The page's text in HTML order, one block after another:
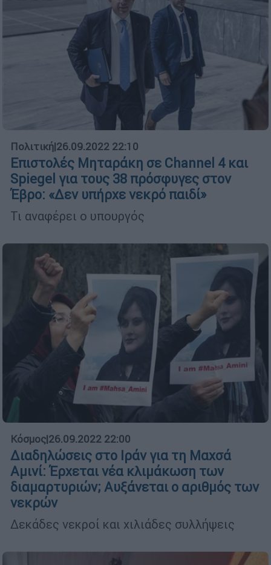
Πολιτική|26.09.2022 22:10
Επιστολές Μηταράκη σε Channel 4 και
Spiegel για τους 38 πρόσφυγες στον
Έβρο: «Δεν υπήρχε νεκρό παιδί»
Τι αναφέρει ο υπουργός
Κόσμος|26.09.2022 22:00
Διαδηλώσεις στο Ιράν για τη Μαχσά
Αμινί: Έρχεται νέα κλιμάκωση των
διαμαρτυριών; Αυξάνεται ο αριθμός των
νεκρών
Δεκάδες νεκροί και χιλιάδες συλλήψεις